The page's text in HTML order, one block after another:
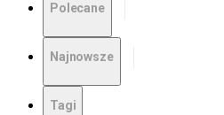
Polecane
Najnowsze
Tagi